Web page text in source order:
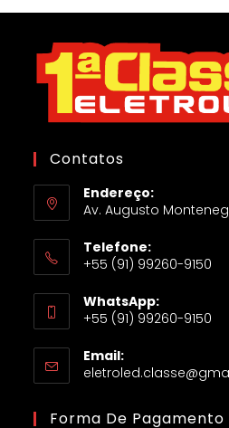
Contatos
Endereço:
Av. Augusto
Telefone:
+55 (91) 99260-9150
WhatsApp:
+55 (91) 99260-9150
Email:
Forma De Pagamento